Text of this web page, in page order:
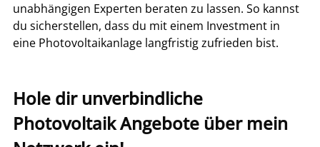
unabhängigen Experten beraten zu lassen. So kannst
du sicherstellen, dass du mit einem Investment in
eine Photovoltaikanlage langfristig zufrieden bist.
Hole dir unverbindliche
Photovoltaik Angebote über mein